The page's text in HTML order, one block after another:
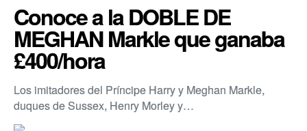
Conoce a la DOBLE DE
MEGHAN Markle que ganaba
£400/hora
Los imitadores del Príncipe Harry y Meghan Markle,
duques de Sussex, Henry Morley y…